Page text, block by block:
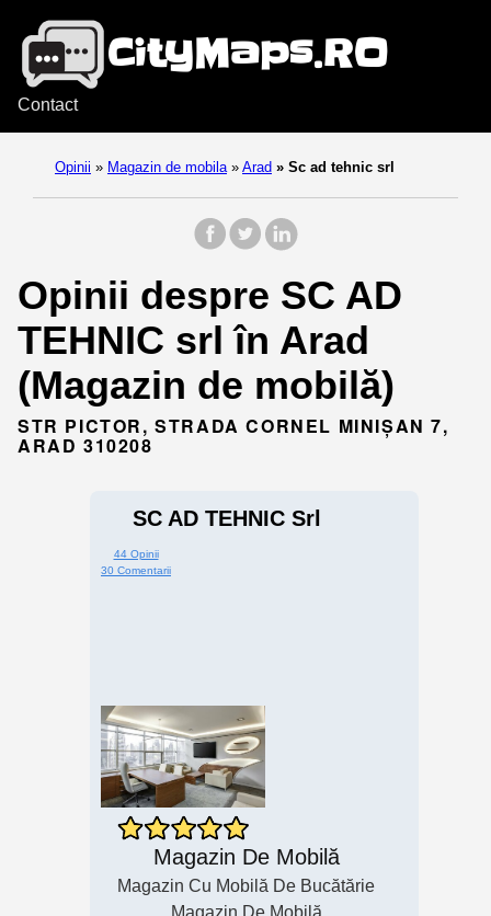
Contact
Opinii » Magazin de mobila » Arad » Sc ad tehnic srl
Opinii despre SC AD
TEHNIC srl în Arad
(Magazin de mobilă)
STR PICTOR, STRADA CORNEL MINIŞAN 7,
ARAD 310208
SC AD TEHNIC Srl
44 Opinii
30 Comentarii
Magazin De Mobilă
Magazin Cu Mobilă De Bucătărie
Magazin De Mobilă